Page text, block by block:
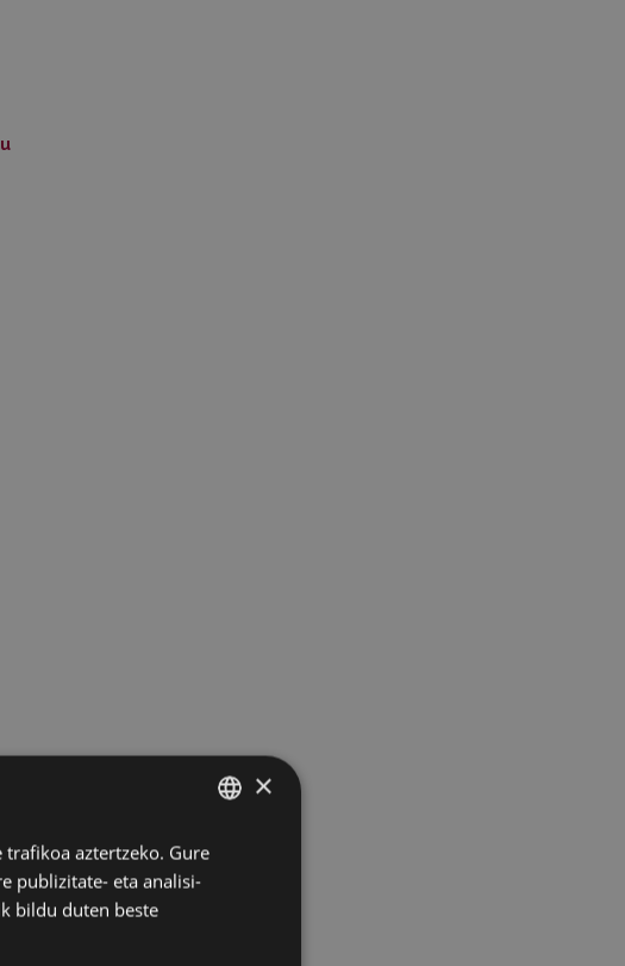
BASQUE
SPANISH
×
aztertzeko. Gure
publizitate- eta analisi-
bildu duten beste